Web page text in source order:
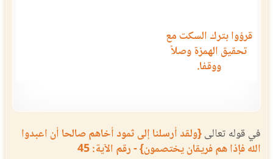
قرؤوا بترك السكت مع
تحقيق الهمزة وصلاً
ووقفا.
في قوله تعالى{ولقد أرسلنا إلى ثمود أخاهم صالحا أن اعبدوا
الله فإذا هم فريقان يختصمون} - رقم الآية: 45